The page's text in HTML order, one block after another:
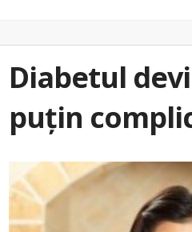
Diabetul
puțin